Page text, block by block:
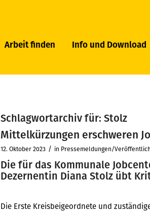
Arbeit finden Info und Download
Schlagwortarchiv für:Stolz
Mittelkürzungen erschweren
12. Oktober 2023 / in Pressemeldungen/
Die für das Kommunale
Dezernentin Diana Stolz übt
Die Erste Kreisbeigeordnete und